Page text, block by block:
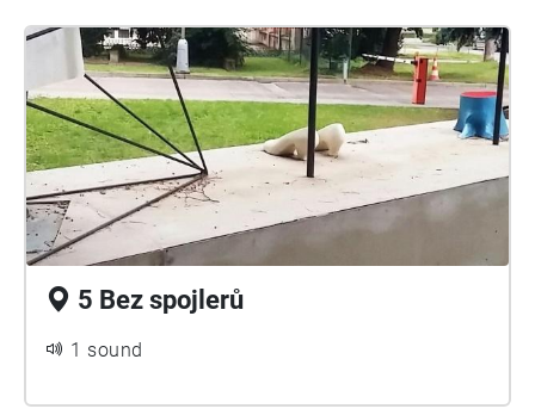
5 Bez spojlerů
1 sound